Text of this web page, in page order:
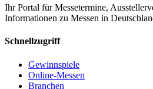
Ihr Portal für Messetermine,
Informationen zu Messen in
Schnellzugriff
Gewinnspiele
Online-Messen
Branchen